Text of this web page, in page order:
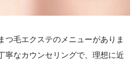
つ毛エクステのメニューがありま
寧なカウンセリングで、理想に近